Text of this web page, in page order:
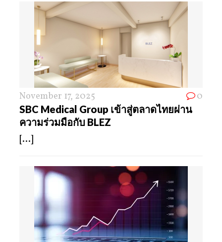
November 17, 2025 0
SBC Medical Group เข้าสู่ตลาดไทยผ่าน
ความร่วมมือกับ BLEZ
[...]